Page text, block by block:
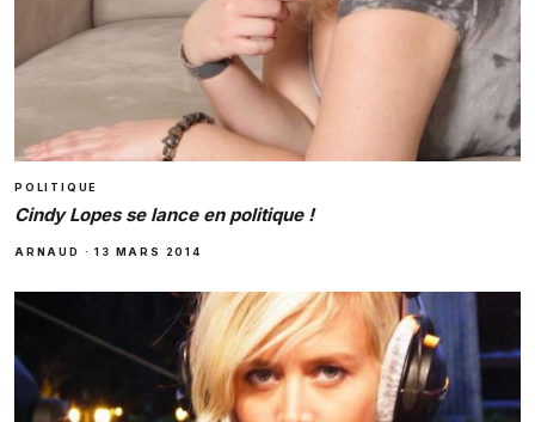
POLITIQUE
Cindy Lopes se lance en politique !
ARNAUD ·13 MARS 2014